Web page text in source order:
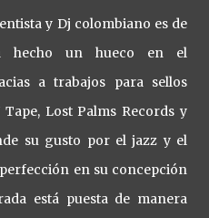
y Dj colombiano es de
hecho un hueco en el
a trabajos para sellos
Lost Palms Records y
su gusto por el jazz y el
en su concepción
está puesta de manera